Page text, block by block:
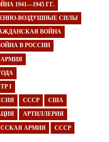
1941—1945 ГГ.
ВОЗДУШНЫЕ СИЛЫ
ВОЙНА
В РОССИИ
АРМИЯ
I
СССР США
АРТИЛЛЕРИЯ
АРМИЯ СССР